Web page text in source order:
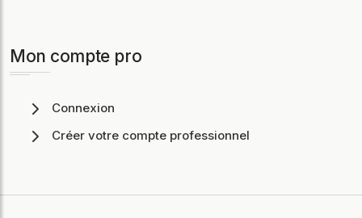
Mon compte pro
Connexion
Créer votre compte professionnel